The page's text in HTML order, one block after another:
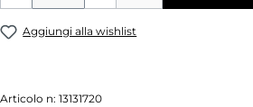
Aggiungi alla wishlist
Articolo n: 13131720